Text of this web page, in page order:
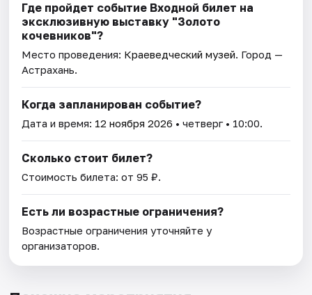
Где пройдет событие Входной билет на
эксклюзивную выставку "Золото
кочевников"?
Место проведения: Краеведческий музей. Город —
Астрахань.
Когда запланирован событие?
Дата и время: 12 ноября 2026 • четверг • 10:00.
Сколько стоит билет?
Стоимость билета: от 95 ₽.
Есть ли возрастные ограничения?
Возрастные ограничения уточняйте у
организаторов.